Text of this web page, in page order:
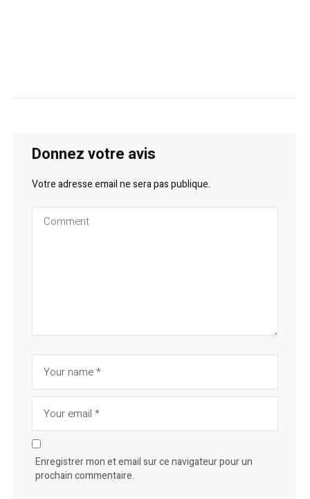
Donnez votre avis
Votre adresse email ne sera pas publique.
Enregistrer mon et email sur ce navigateur pour un
prochain commentaire.